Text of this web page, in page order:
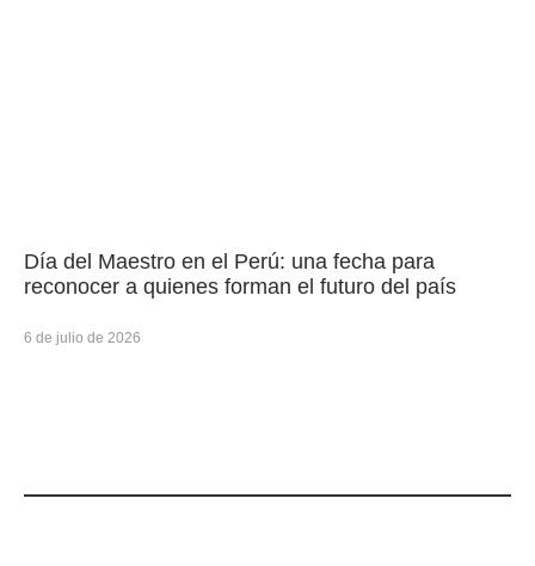
Día del Maestro en el Perú: una fecha para
reconocer a quienes forman el futuro del país
6 de julio de 2026